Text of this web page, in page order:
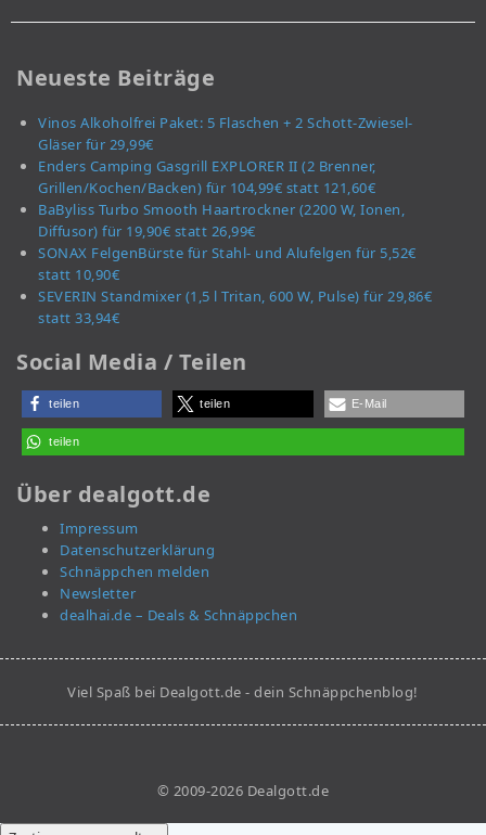
Neueste Beiträge
Vinos Alkoholfrei Paket: 5 Flaschen + 2 Schott-Zwiesel-
Gläser für 29,99€
Enders Camping Gasgrill EXPLORER II (2 Brenner,
Grillen/Kochen/Backen) für 104,99€ statt 121,60€
BaByliss Turbo Smooth Haartrockner (2200 W, Ionen,
Diffusor) für 19,90€ statt 26,99€
SONAX FelgenBürste für Stahl- und Alufelgen für 5,52€
statt 10,90€
SEVERIN Standmixer (1,5 l Tritan, 600 W, Pulse) für 29,86€
statt 33,94€
Social Media / Teilen
teilen teilen E-Mail
teilen
Über dealgott.de
Impressum
Datenschutzerklärung
Schnäppchen melden
Newsletter
dealhai.de – Deals & Schnäppchen
Viel Spaß bei Dealgott.de - dein Schnäppchenblog!
© 2009-2026 Dealgott.de